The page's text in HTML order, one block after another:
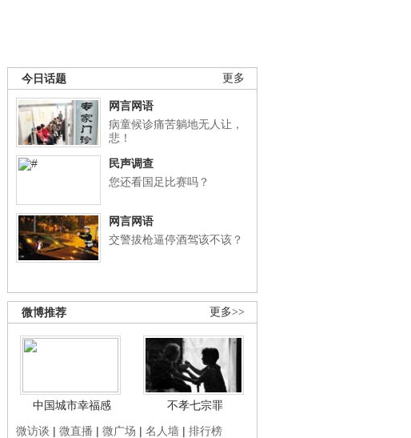
更多
今日话题
网言网语
病童候诊痛苦躺地无人让，
悲！
民声调查
您还看国足比赛吗？
网言网语
交警拔枪逼停酒驾该不该？
更多>>
微博推荐
中国城市幸福感
不孝七宗罪
微访谈 | 微直播 | 微广场 | 名人墙 | 排行榜